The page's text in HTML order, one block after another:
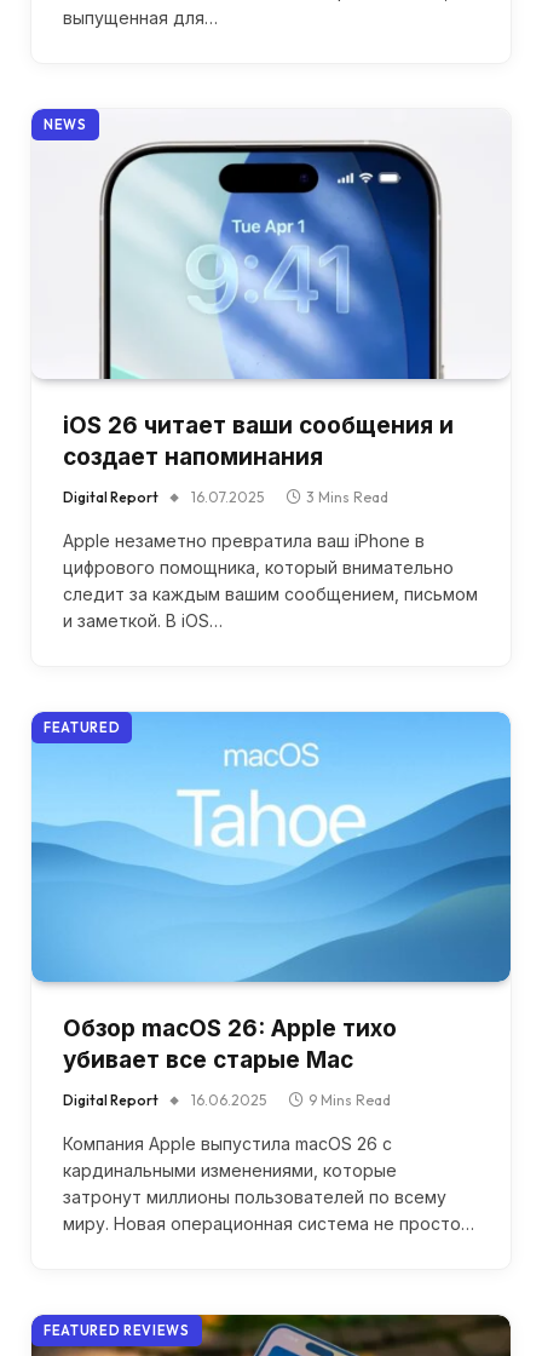
выпущенная для…
NEWS
iOS 26 читает ваши сообщения и
создает напоминания
Digital Report 16.07.2025 3 Mins Read
Apple незаметно превратила ваш iPhone в
цифрового помощника, который внимательно
следит за каждым вашим сообщением, письмом
и заметкой. В iOS…
FEATURED
Обзор macOS 26: Apple тихо
убивает все старые Mac
Digital Report 16.06.2025 9 Mins Read
Компания Apple выпустила macOS 26 с
кардинальными изменениями, которые
затронут миллионы пользователей по всему
миру. Новая операционная система не просто…
FEATURED REVIEWS